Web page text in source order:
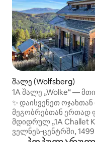
შალე (Wolfsberg)
1A შალე „Wolke“ —
ლაშქრობა და
✨ დაისვენეთ ოჯახთან
მეგობრებთან ერთად
მდიდრულ „1A Challet
ველნეს‑ცენტრში,